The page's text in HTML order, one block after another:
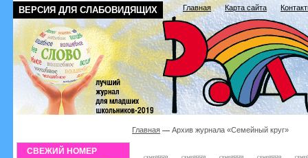
ВЕРСИЯ ДЛЯ СЛАБОВИДЯЩИХ Главная Карта сайта
СВЕЖИЙ НОМЕР
Главная Архив журнала «Семейный круг»